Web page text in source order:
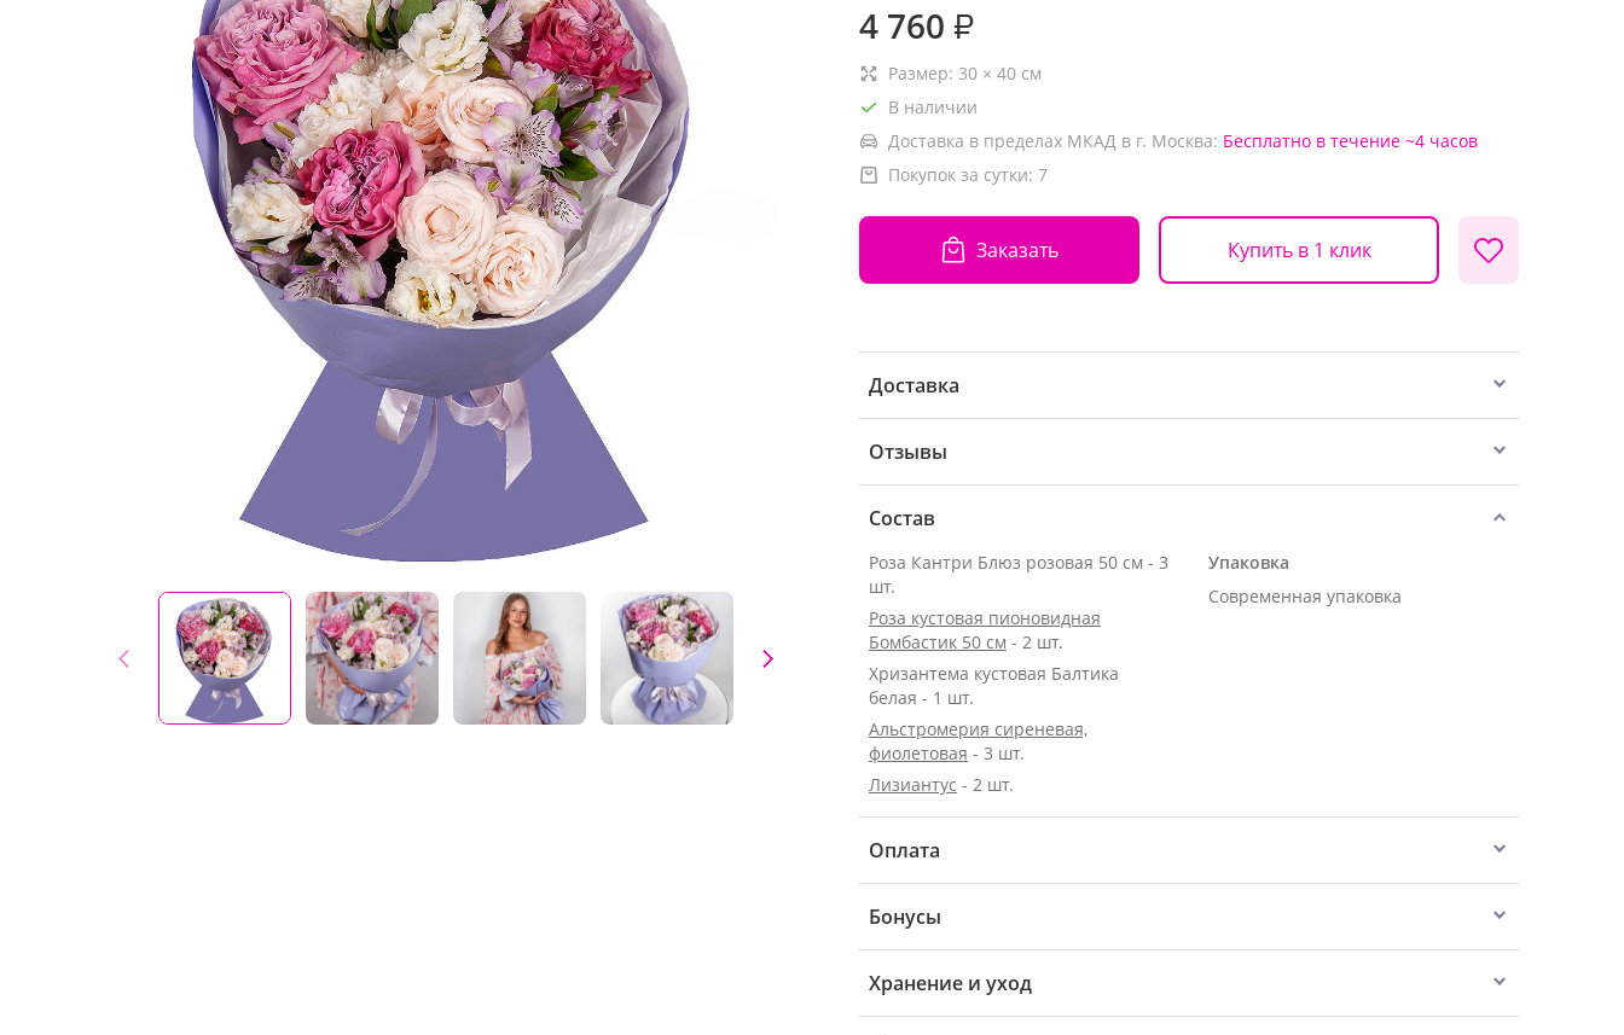
4 760 ₽
Размер: 30 × 40 см
В наличии
Доставка в пределах МКАД в г. Москва: Бесплатно в течение ~4 часов
Покупок за сутки: 7
Заказать Купить в 1 клик
Доставка
Отзывы
Состав
Роза Кантри Блюз розовая 50 см - 3
шт.
Роза кустовая пионовидная
Бомбастик 50 см - 2 шт.
Хризантема кустовая Балтика
белая - 1 шт.
Альстромерия сиреневая,
фиолетовая - 3 шт.
Лизиантус - 2 шт.
Упаковка
Современная упаковка
Оплата
Бонусы
Хранение и уход